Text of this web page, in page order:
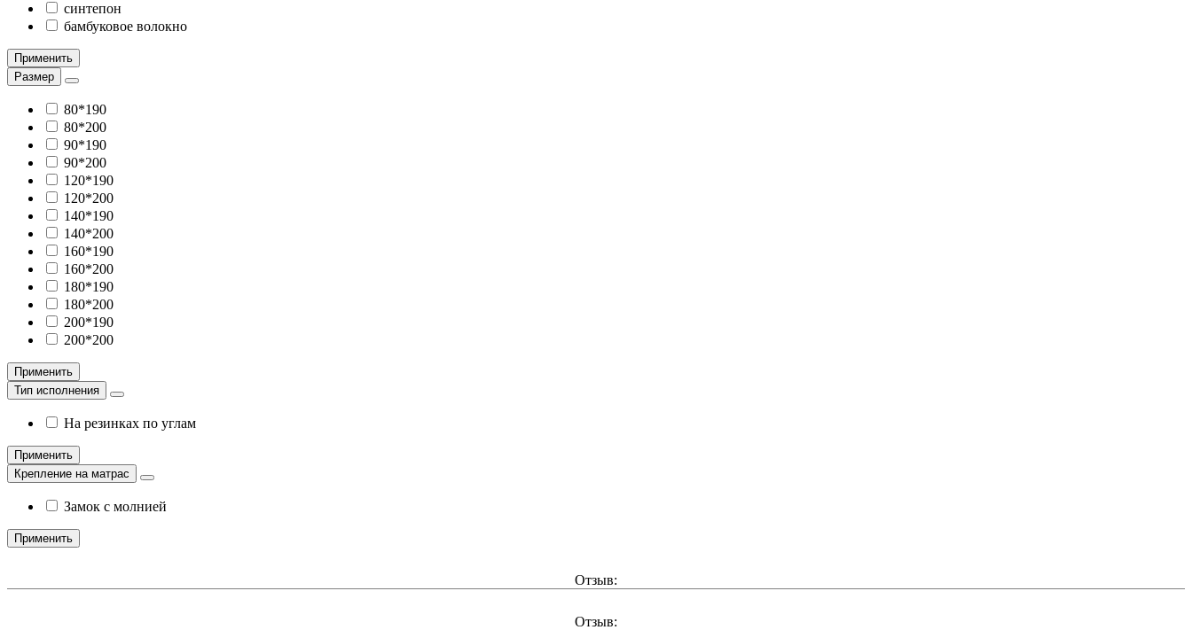
синтепон
бамбуковое волокно
Применить
Размер
80*190
80*200
90*190
90*200
120*190
120*200
140*190
140*200
160*190
160*200
180*190
180*200
200*190
200*200
Применить
Тип исполнения
На резинках по углам
Применить
Крепление на матрас
Замок с молнией
Применить
Отзыв:
Отзыв: